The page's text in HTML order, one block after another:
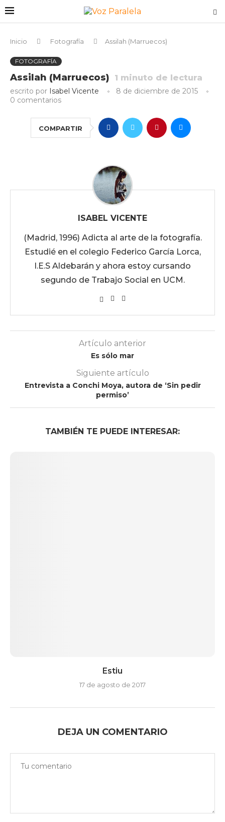
Inicio Fotografía Assilah (Marruecos)
FOTOGRAFÍA
Assilah (Marruecos) 1 minuto de lectura
escrito por Isabel Vicente
8 de diciembre de 2015
0 comentarios
COMPARTIR
ISABEL VICENTE
(Madrid, 1996) Adicta al arte de la fotografía.
Estudié en el colegio Federico García Lorca,
I.E.S Aldebarán y ahora estoy cursando
segundo de Trabajo Social en UCM.
Artículo anterior
Es sólo mar
Siguiente artículo
Entrevista a Conchi Moya, autora de ‘Sin pedir
permiso’
TAMBIÉN TE PUEDE INTERESAR:
Estiu
17 de agosto de 2017
DEJA UN COMENTARIO